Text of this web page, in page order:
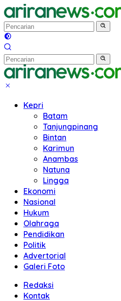
Langsung
ke
konten
Kepri
Batam
Tanjungpinang
Bintan
Karimun
Anambas
Natuna
Lingga
Ekonomi
Nasional
Hukum
Olahraga
Pendidikan
Politik
Advertorial
Galeri Foto
Redaksi
Kontak